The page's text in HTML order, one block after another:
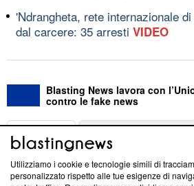
'Ndrangheta, rete internazionale
dal carcere: 35 arresti VIDEO
Blasting News lavora con
contro le fake news
ABOUT
Questa sezione offre informazioni
Utilizziamo i cookie e tecnologie simili di
personalizzato rispetto alle tue esigenze di